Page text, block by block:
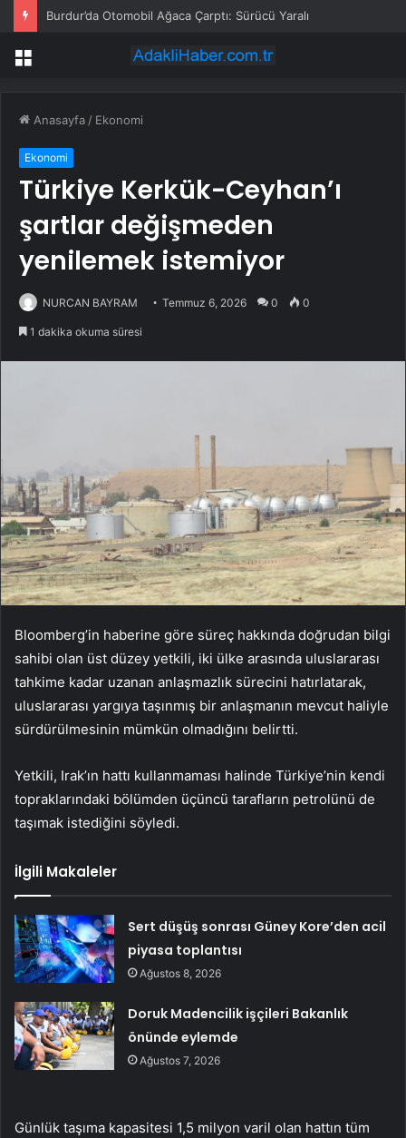
Burdur’da Otomobil Ağaca Çarptı: Sürücü Yaralı
Menü
Anasayfa / Ekonomi
Ekonomi
Türkiye Kerkük-Ceyhan’ı
şartlar değişmeden
yenilemek istemiyor
NURCAN BAYRAM Temmuz 6, 2026 0 0
1 dakika okuma süresi
Bloomberg’in haberine göre süreç hakkında doğrudan bilgi
sahibi olan üst düzey yetkili, iki ülke arasında uluslararası
tahkime kadar uzanan anlaşmazlık sürecini hatırlatarak,
uluslararası yargıya taşınmış bir anlaşmanın mevcut haliyle
sürdürülmesinin mümkün olmadığını belirtti.
Yetkili, Irak’ın hattı kullanmaması halinde Türkiye’nin kendi
topraklarındaki bölümden üçüncü tarafların petrolünü de
taşımak istediğini söyledi.
İlgili Makaleler
Sert düşüş sonrası Güney Kore’den acil
piyasa toplantısı
Ağustos 8, 2026
Doruk Madencilik işçileri Bakanlık
önünde eylemde
Ağustos 7, 2026
Günlük taşıma kapasitesi 1,5 milyon varil olan hattın tüm